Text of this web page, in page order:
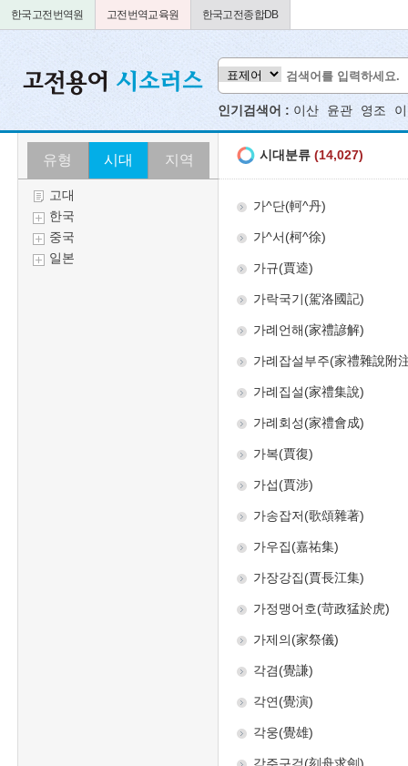
한국고전번역원 고전번역교육원 한국고전종합DB
인기검색어 : 이산 윤관 영조
유형 시대 지역
고대
한국
중국
일본